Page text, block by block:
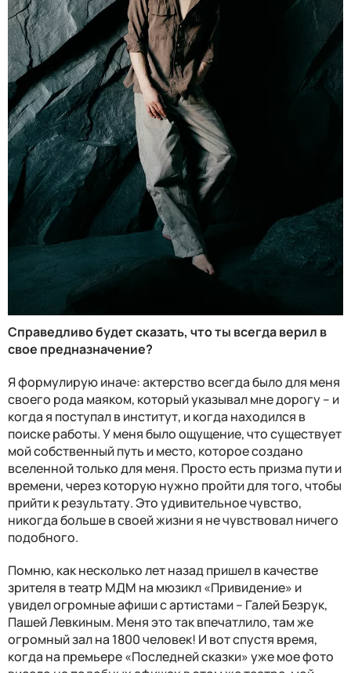
Справедливо будет сказать, что ты всегда верил в
свое предназначение?
Я формулирую иначе: актерство всегда было для меня
своего рода маяком, который указывал мне дорогу – и
когда я поступал в институт, и когда находился в
поиске работы. У меня было ощущение, что существует
мой собственный путь и место, которое создано
вселенной только для меня. Просто есть призма пути и
времени, через которую нужно пройти для того, чтобы
прийти к результату. Это удивительное чувство,
никогда больше в своей жизни я не чувствовал ничего
подобного.
Помню, как несколько лет назад пришел в качестве
зрителя в театр МДМ на мюзикл «Привидение» и
увидел огромные афиши с артистами – Галей Безрук,
Пашей Левкиным. Меня это так впечатлило, там же
огромный зал на 1800 человек! И вот спустя время,
когда на премьере «Последней сказки» уже мое фото